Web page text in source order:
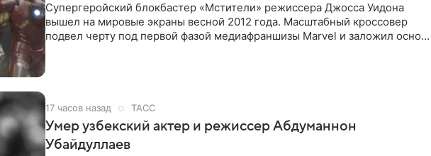
Супергеройский блокбастер «Мстители» режиссера Джосса Уидона
вышел на мировые экраны весной 2012 года. Масштабный кроссовер
подвел черту под первой фазой медиафраншизы Marvel и заложил основу
17 часов назад ТАСС
Умер узбекский актер и режиссер Абдуманнон
Убайдуллаев